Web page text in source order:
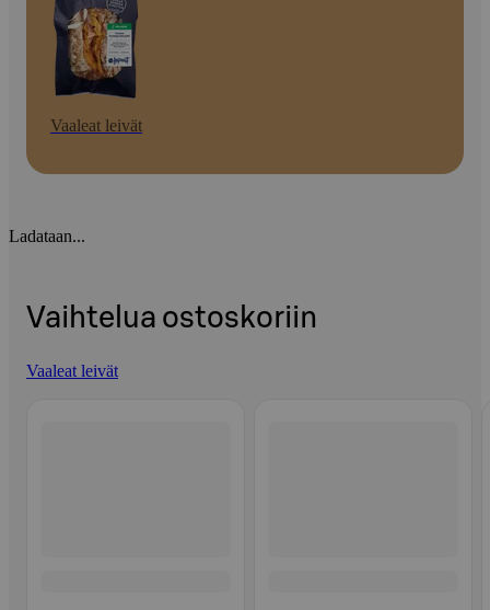
Vaaleat leivät
Ladataan...
Vaihtelua ostoskoriin
Vaaleat leivät